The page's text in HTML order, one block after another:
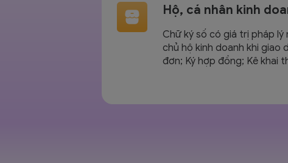
Hộ, cá nhân kinh
Chữ ký số có giá trị pháp lý
chủ hộ kinh doanh khi giao
đơn; Ký hợp đồng; Kê khai